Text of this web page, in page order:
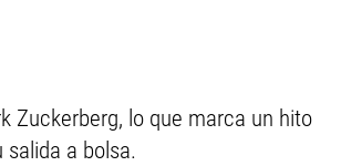
Zuckerberg, lo que marca un hito
a bolsa.